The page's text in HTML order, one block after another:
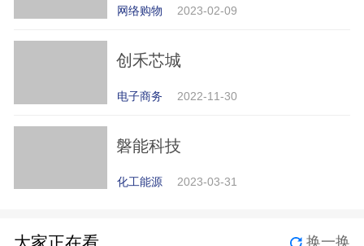
网络购物 2023-02-09
创禾芯城
电子商务 2022-11-30
磐能科技
化工能源 2023-03-31
大家正在看 换一换